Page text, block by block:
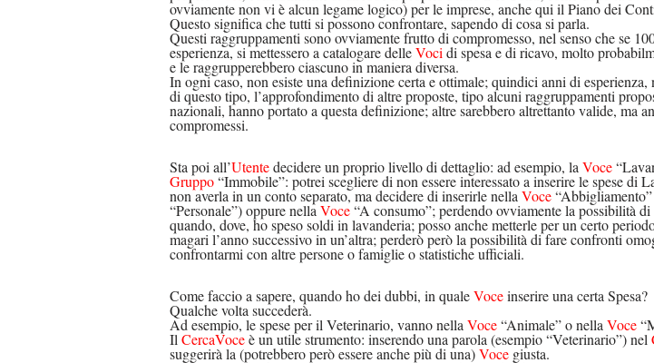
ovviamente non vi è alcun legame logico) per le imprese, anche qui il Piano dei
Questo significa che tutti si possono confrontare, sapendo di cosa si parla.
Questi raggruppamenti sono ovviamente frutto di compromesso, nel senso che se
esperienza, si mettessero a catalogare delleVoci di spesa e di ricavo, molto
e le raggrupperebbero ciascuno in maniera diversa.
In ogni caso, non esiste una definizione certa e ottimale; quindici anni di esperienza,
di questo tipo, l’approfondimento di altre proposte, tipo alcuni raggruppamenti
nazionali, hanno portato a questa definizione; altre sarebbero altrettanto valide, ma
compromessi.
Sta poi all’Utentedecidere un proprio livello di dettaglio: ad esempio, la Voce
Gruppo“Immobile”: potrei scegliere di non essere interessato a inserire le spese di
non averla in un conto separato, ma decidere di inserirle nella Voce
“Personale”) oppure nella Voce“A consumo”; perdendo ovviamente la possibilità di
quando, dove, ho speso soldi in lavanderia; posso anche metterle per un certo
magari l’anno successivo in un’altra; perderò però la possibilità di fare confronti
confrontarmi con altre persone o famiglie o statistiche ufficiali.
Come faccio a sapere, quando ho dei dubbi, in qualeVoceinserire una certa Spesa?
Qualche volta succederà.
Ad esempio, le spese per il Veterinario, vanno nella Voce“Animale” o nella Voce
Il CercaVoceè un utile strumento: inserendo una parola (esempio “Veterinario”) nel
suggerirà la (potrebbero però essere anche più di una)Voce giusta.